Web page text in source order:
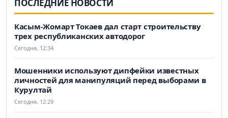
ПОСЛЕДНИЕ НОВОСТИ
Касым-Жомарт Токаев дал старт строительству
трех республиканских автодорог
Сегодня, 12:34
Мошенники используют дипфейки известных
личностей для манипуляций перед выборами в
Курултай
Сегодня, 12:29